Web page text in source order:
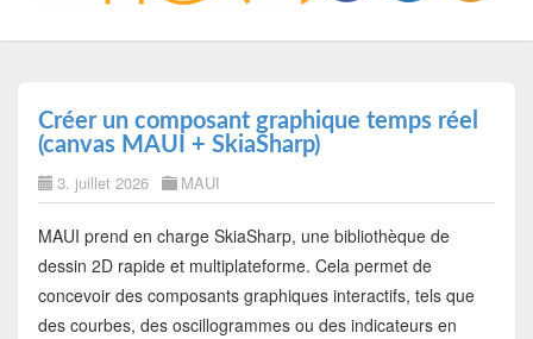
Créer un composant graphique temps réel
(canvas MAUI + SkiaSharp)
3. juillet 2026 MAUI
MAUI prend en charge SkiaSharp, une bibliothèque de
dessin 2D rapide et multiplateforme. Cela permet de
concevoir des composants graphiques interactifs, tels que
des courbes, des oscillogrammes ou des indicateurs en